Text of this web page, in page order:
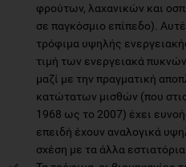
φρούτων, λαχανικών και
σε παγκόσμιο επίπεδο).
τρόφιμα υψηλής
τιμή των ενεργειακά
μαζί με την πραγματική
κατώτατων μισθών (που
1968 ως το 2007) έχει
επειδή έχουν αναλογικά
σχέση με τα άλλα εστιατόρια.